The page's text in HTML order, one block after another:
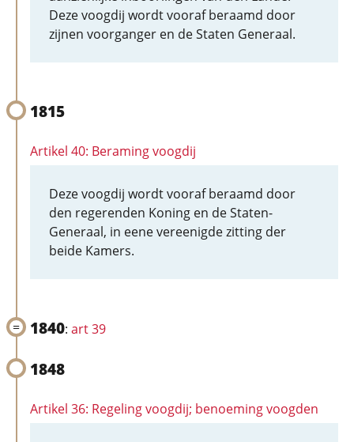
Deze voogdij wordt vooraf beraamd door
zijnen voorganger en de Staten Generaal.
1815
Artikel 40: Beraming voogdij
Deze voogdij wordt vooraf beraamd door
den regerenden Koning en de Staten-
Generaal, in eene vereenigde zitting der
beide Kamers.
1840: art 39
1848
Artikel 36: Regeling voogdij; benoeming voogden